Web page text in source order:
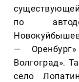
по
—
Волгоград».
село